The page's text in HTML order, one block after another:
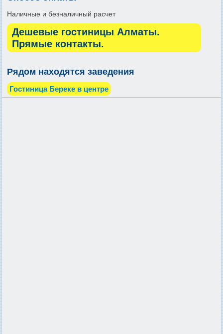
Наличные и безналичный расчет
Дешевые гостиницы Алматы.
Прямые контакты.
Рядом находятся заведения
Гостиница Береке в центре